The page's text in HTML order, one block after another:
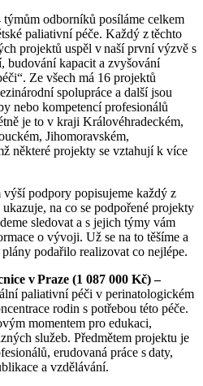
odborníků posíláme celkem
paliativní péče. Každý z těchto
projektů uspěl v naší první výzvě s
budování kapacit a zvyšování
Ze všech má 16 projektů
spolupráce a další jsou
nebo kompetencí profesionálů
je to v kraji Královéhradeckém,
Jihomoravském,
některé projekty se vztahují k více
výší podpory popisujeme každý z
na co se podpořené projekty
sledovat a s jejich týmy vám
o vývoji. Už se na to těšíme a
podařilo realizovat co nejlépe.
v Praze (1 087 000 Kč) –
paliativní péči v perinatologickém
rodin s potřebou této péče.
momentem pro edukaci,
služeb. Předmětem projektu je
erudovaná práce s daty,
a vzdělávání.